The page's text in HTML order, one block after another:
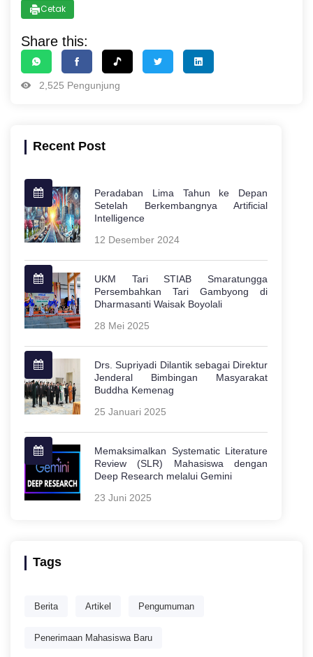
Cetak
Share this:
2,525 Pengunjung
Recent Post
Peradaban Lima Tahun ke Depan
Setelah Berkembangnya Artificial
Intelligence
12 Desember 2024
UKM Tari STIAB Smaratungga
Persembahkan Tari Gambyong di
Dharmasanti Waisak Boyolali
28 Mei 2025
Drs. Supriyadi Dilantik sebagai Direktur
Jenderal Bimbingan Masyarakat
Buddha Kemenag
25 Januari 2025
Memaksimalkan Systematic Literature
Review (SLR) Mahasiswa dengan
Deep Research melalui Gemini
23 Juni 2025
Tags
Berita Artikel Pengumuman
Penerimaan Mahasiswa Baru